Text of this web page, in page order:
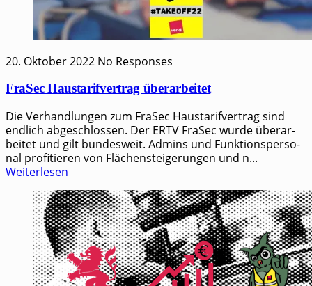
20. Oktober 2022 No Responses
FraSec Haustarifvertrag überarbeitet
Die Ver­hand­lun­gen zum FraSec Haus­ta­rif­ver­trag sind
end­lich abge­schlos­sen. Der ERTV FraSec wur­de über­ar­
bei­tet und gilt bun­des­weit. Admins und Funk­ti­ons­per­so­
nal pro­fi­tie­ren von Flä­chen­stei­ge­run­gen und n...
Weiterlesen